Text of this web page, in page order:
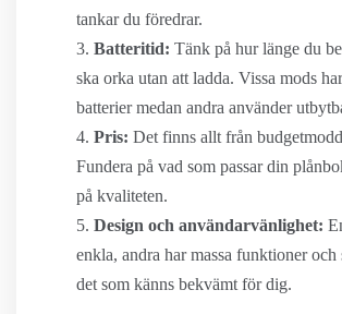
tankar du föredrar.
Batteritid: Tänk på hur länge du
ska orka utan att ladda. Vissa mods
batterier medan andra använder
Pris: Det finns allt från
Fundera på vad som passar din
på kvaliteten.
Design och användarvänlighet:
enkla, andra har massa funktioner
det som känns bekvämt för dig.